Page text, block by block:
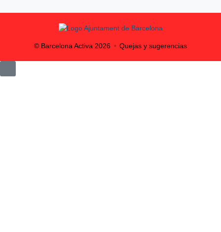
© Barcelona Activa 2026 Quejas y sugerencias